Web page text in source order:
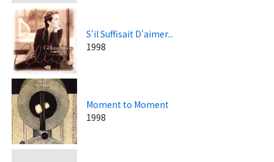
S'il Suffisait D'aimer...
1998
Moment to Moment
1998